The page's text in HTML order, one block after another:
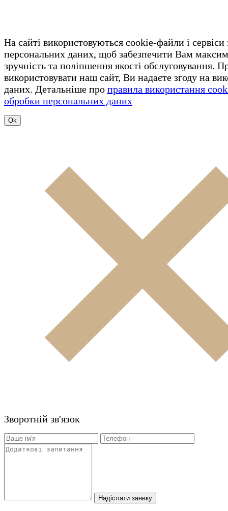
На сайті використовуються cookie-файли і сервіси
персональних даних, щоб забезпечити Вам
зручність та поліпшення якості обслуговування.
використовувати наш сайт, Ви надаєте згоду на
даних. Детальніше про правила використання
обробки персональних даних
Ok
Зворотній зв'язок